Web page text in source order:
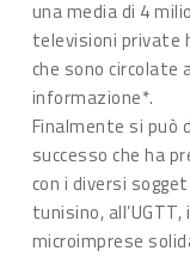
una media di 4
televisioni private
che sono circolate
informazione*.
Finalmente si può
successo che ha
con i diversi
tunisino,
microimprese